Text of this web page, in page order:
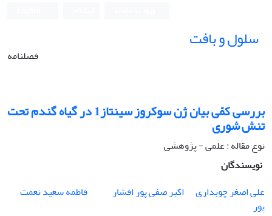
سلول و بافت
فصلنامه
بررسی کمّی بیان ژن سوکروز سینتاز1 در گیاه گندم تحت
تنش شوری
نوع مقاله : علمی - پژوهشی
نویسندگان
علی اصغر چوبداری
اکبر صفی پور افشار
فاطمه سعید نعمت
پور